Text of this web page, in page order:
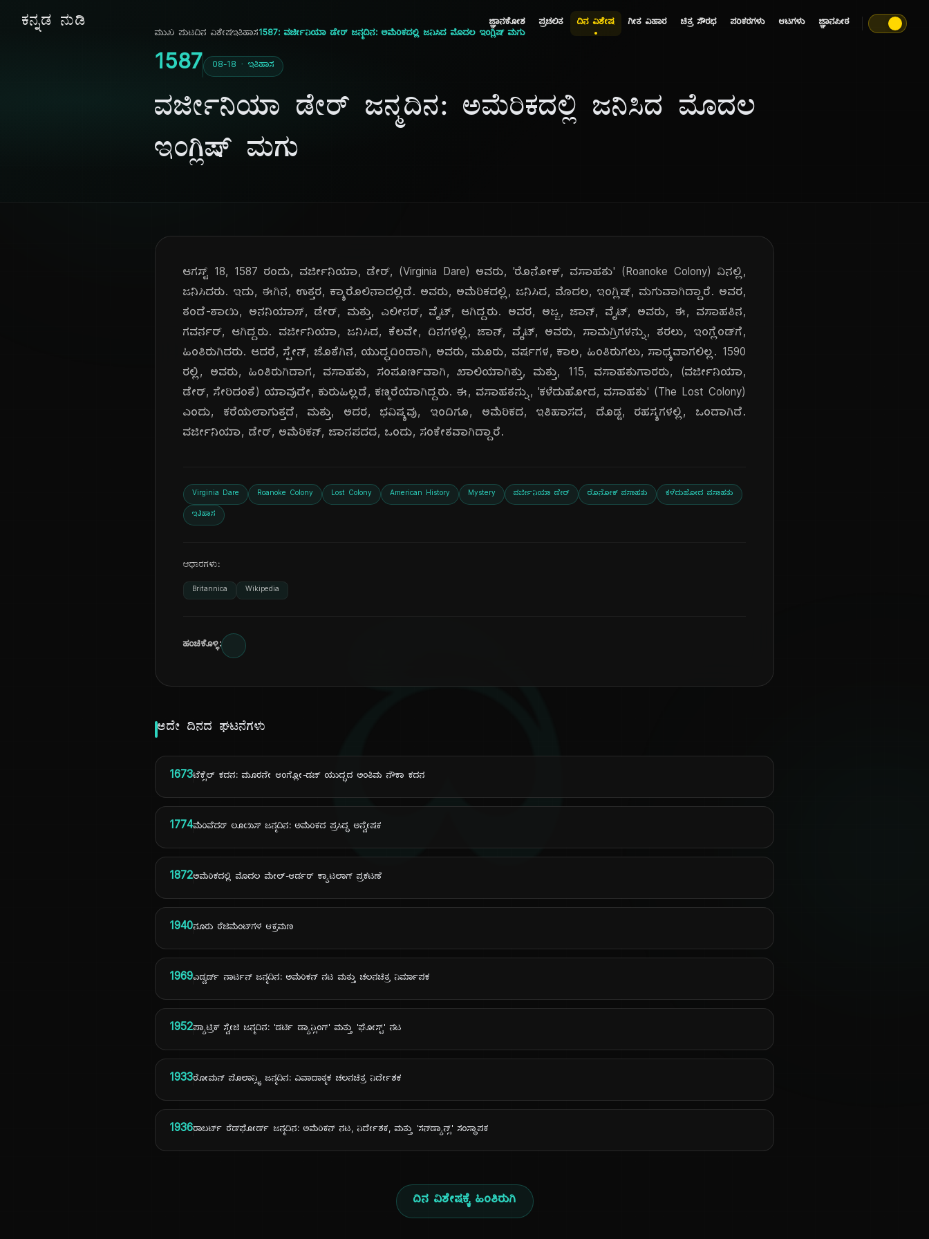
ಕನ್ನಡ ನುಡಿ ಜ್ಞಾನಕೋಶ ಪ್ರಚಲಿತ ದಿನ ವಿಶೇಷ ಗೀತ ವಿಹಾರ ಚಿತ್ರ ಸೌರಭ ಪರಿಕರಗಳು ಆಟಗಳು ಜ್ಞಾನಪೀಠ
ದಿ
ಮುಖ ಪುಟದಿನ ವಿಶೇಷಇತಿಹಾಸ1587: ವರ್ಜೀನಿಯಾ ಡೇರ್ ಜನ್ಮದಿನ: ಅಮೆರಿಕದಲ್ಲಿ ಜನಿಸಿದ ಮೊದಲ ಇಂಗ್ಲಿಷ್ ಮಗು
1587 08-18 · ಇತಿಹಾಸ
ವರ್ಜೀನಿಯಾ ಡೇರ್ ಜನ್ಮದಿನ: ಅಮೆರಿಕದಲ್ಲಿ ಜನಿಸಿದ ಮೊದಲ
ಇಂಗ್ಲಿಷ್ ಮಗು
ಆಗಸ್ಟ್ 18, 1587 ರಂದು, ವರ್ಜೀನಿಯಾ, ಡೇರ್, (Virginia Dare) ಅವರು, 'ರೊನೋಕ್, ವಸಾಹತು' (Roanoke Colony) ವಿನಲ್ಲಿ,
ಜನಿಸಿದರು. ಇದು, ಈಗಿನ, ಉತ್ತರ, ಕ್ಯಾರೊಲಿನಾದಲ್ಲಿದೆ. ಅವರು, ಅಮೆರಿಕದಲ್ಲಿ, ಜನಿಸಿದ, ಮೊದಲ, ಇಂಗ್ಲಿಷ್, ಮಗುವಾಗಿದ್ದಾರೆ. ಅವರ,
ತಂದೆ-ತಾಯಿ, ಅನನಿಯಾಸ್, ಡೇರ್, ಮತ್ತು, ಎಲೀನರ್, ವೈಟ್, ಆಗಿದ್ದರು. ಅವರ, ಅಜ್ಜ, ಜಾನ್, ವೈಟ್, ಅವರು, ಈ, ವಸಾಹತಿನ,
ಗವರ್ನರ್, ಆಗಿದ್ದರು. ವರ್ಜೀನಿಯಾ, ಜನಿಸಿದ, ಕೆಲವೇ, ದಿನಗಳಲ್ಲಿ, ಜಾನ್, ವೈಟ್, ಅವರು, ಸಾಮಗ್ರಿಗಳನ್ನು, ತರಲು, ಇಂಗ್ಲೆಂಡ್‌ಗೆ,
ಹಿಂತಿರುಗಿದರು. ಆದರೆ, ಸ್ಪೇನ್, ಜೊತೆಗಿನ, ಯುದ್ಧದಿಂದಾಗಿ, ಅವರು, ಮೂರು, ವರ್ಷಗಳ, ಕಾಲ, ಹಿಂತಿರುಗಲು, ಸಾಧ್ಯವಾಗಲಿಲ್ಲ. 1590
ರಲ್ಲಿ, ಅವರು, ಹಿಂತಿರುಗಿದಾಗ, ವಸಾಹತು, ಸಂಪೂರ್ಣವಾಗಿ, ಖಾಲಿಯಾಗಿತ್ತು, ಮತ್ತು, 115, ವಸಾಹತುಗಾರರು, (ವರ್ಜೀನಿಯಾ,
ಡೇರ್, ಸೇರಿದಂತೆ) ಯಾವುದೇ, ಕುರುಹಿಲ್ಲದೆ, ಕಣ್ಮರೆಯಾಗಿದ್ದರು. ಈ, ವಸಾಹತನ್ನು, 'ಕಳೆದುಹೋದ, ವಸಾಹತು' (The Lost Colony)
ಎಂದು, ಕರೆಯಲಾಗುತ್ತದೆ, ಮತ್ತು, ಅದರ, ಭವಿಷ್ಯವು, ಇಂದಿಗೂ, ಅಮೆರಿಕದ, ಇತಿಹಾಸದ, ದೊಡ್ಡ, ರಹಸ್ಯಗಳಲ್ಲಿ, ಒಂದಾಗಿದೆ.
ವರ್ಜೀನಿಯಾ, ಡೇರ್, ಅಮೆರಿಕನ್, ಜಾನಪದದ, ಒಂದು, ಸಂಕೇತವಾಗಿದ್ದಾರೆ.
Virginia Dare Roanoke Colony Lost Colony American History Mystery ವರ್ಜೀನಿಯಾ ಡೇರ್ ರೊನೋಕ್ ವಸಾಹತು ಕಳೆದುಹೋದ ವಸಾಹತು
ಇತಿಹಾಸ
ಆಧಾರಗಳು:
Britannica Wikipedia
ಹಂಚಿಕೊಳ್ಳಿ:
ಅದೇ ದಿನದ ಘಟನೆಗಳು
1673ಟೆಕ್ಸೆಲ್ ಕದನ: ಮೂರನೇ ಆಂಗ್ಲೋ-ಡಚ್ ಯುದ್ಧದ ಅಂತಿಮ ನೌಕಾ ಕದನ
1774ಮೆರಿವೆದರ್ ಲೂಯಿಸ್ ಜನ್ಮದಿನ: ಅಮೆರಿಕದ ಪ್ರಸಿದ್ಧ ಅನ್ವೇಷಕ
1872ಅಮೆರಿಕದಲ್ಲಿ ಮೊದಲ ಮೇಲ್-ಆರ್ಡರ್ ಕ್ಯಾಟಲಾಗ್ ಪ್ರಕಟಣೆ
1940ನೂರು ರೆಜಿಮೆಂಟ್‌ಗಳ ಆಕ್ರಮಣ
1969ಎಡ್ವರ್ಡ್ ನಾರ್ಟನ್ ಜನ್ಮದಿನ: ಅಮೆರಿಕನ್ ನಟ ಮತ್ತು ಚಲನಚಿತ್ರ ನಿರ್ಮಾಪಕ
1952ಪ್ಯಾಟ್ರಿಕ್ ಸ್ವೇಜಿ ಜನ್ಮದಿನ: 'ಡರ್ಟಿ ಡ್ಯಾನ್ಸಿಂಗ್' ಮತ್ತು 'ಘೋಸ್ಟ್' ನಟ
1933ರೋಮನ್ ಪೊಲಾನ್ಸ್ಕಿ ಜನ್ಮದಿನ: ವಿವಾದಾತ್ಮಕ ಚಲನಚಿತ್ರ ನಿರ್ದೇಶಕ
1936ರಾಬರ್ಟ್ ರೆಡ್‌ಫೋರ್ಡ್ ಜನ್ಮದಿನ: ಅಮೆರಿಕನ್ ನಟ, ನಿರ್ದೇಶಕ, ಮತ್ತು 'ಸನ್‌ಡ್ಯಾನ್ಸ್' ಸಂಸ್ಥಾಪಕ
ದಿನ ವಿಶೇಷಕ್ಕೆ ಹಿಂತಿರುಗಿ